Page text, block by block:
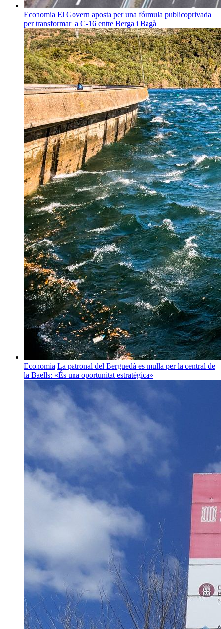
Economia El Govern aposta per una fórmula publicoprivada
per transformar la C-16 entre Berga i Bagà
Economia La patronal del Berguedà es mulla per la central de
la Baells: «És una oportunitat estratègica»